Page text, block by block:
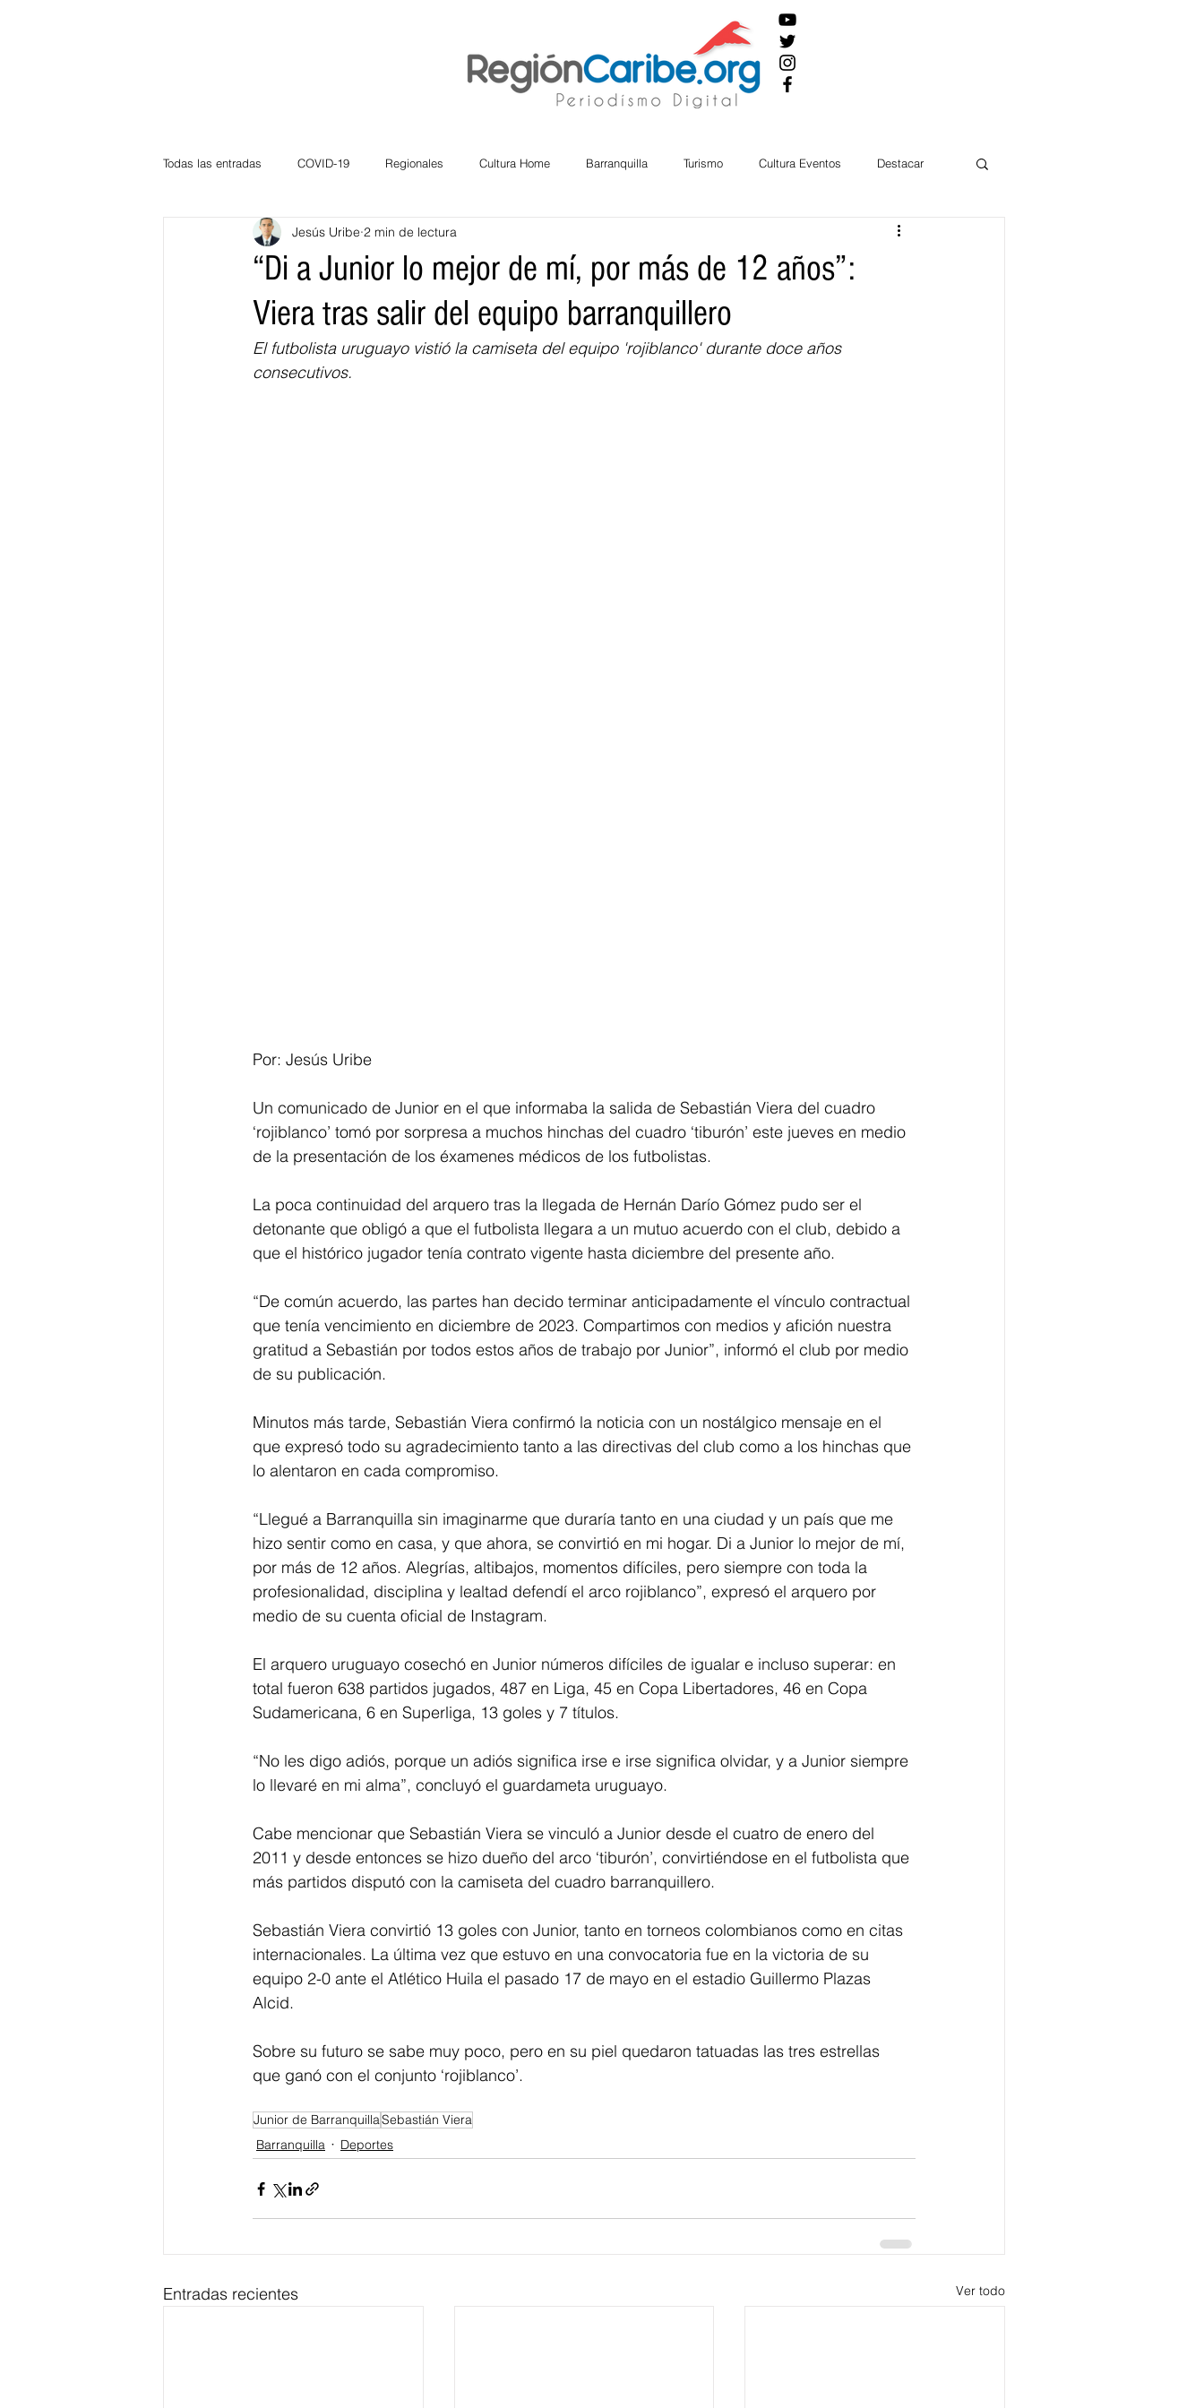
Todas las entradas COVID-19 Regionales Cultura Home Barranquilla Turismo Cultura Eventos Destacar
Atlántico La Guajira Cesar
Bloggeros Hermanos Mayores Economía RAP CARIBE Política
Educación
“Di a Junior lo mejor de mí, por más de 12 años”:
Viera tras salir del equipo barranquillero
Jesús Uribe 2 min de lectura
El futbolista uruguayo vistió la camiseta del equipo 'rojiblanco' durante doce años
consecutivos.
Por: Jesús Uribe
Un comunicado de Junior en el que informaba la salida de Sebastián Viera del cuadro
‘rojiblanco’ tomó por sorpresa a muchos hinchas del cuadro ‘tiburón’ este jueves en medio
de la presentación de los éxamenes médicos de los futbolistas.
La poca continuidad del arquero tras la llegada de Hernán Darío Gómez pudo ser el
detonante que obligó a que el futbolista llegara a un mutuo acuerdo con el club, debido a
que el histórico jugador tenía contrato vigente hasta diciembre del presente año.
“De común acuerdo, las partes han decido terminar anticipadamente el vínculo contractual
que tenía vencimiento en diciembre de 2023. Compartimos con medios y afición nuestra
gratitud a Sebastián por todos estos años de trabajo por Junior”, informó el club por medio
de su publicación.
Minutos más tarde, Sebastián Viera confirmó la noticia con un nostálgico mensaje en el
que expresó todo su agradecimiento tanto a las directivas del club como a los hinchas que
lo alentaron en cada compromiso.
“Llegué a Barranquilla sin imaginarme que duraría tanto en una ciudad y un país que me
hizo sentir como en casa, y que ahora, se convirtió en mi hogar. Di a Junior lo mejor de mí,
por más de 12 años. Alegrías, altibajos, momentos difíciles, pero siempre con toda la
profesionalidad, disciplina y lealtad defendí el arco rojiblanco”, expresó el arquero por
medio de su cuenta oficial de Instagram.
El arquero uruguayo cosechó en Junior números difíciles de igualar e incluso superar: en
total fueron 638 partidos jugados, 487 en Liga, 45 en Copa Libertadores, 46 en Copa
Sudamericana, 6 en Superliga, 13 goles y 7 títulos.
“No les digo adiós, porque un adiós significa irse e irse significa olvidar, y a Junior siempre
lo llevaré en mi alma”, concluyó el guardameta uruguayo.
Cabe mencionar que Sebastián Viera se vinculó a Junior desde el cuatro de enero del
2011 y desde entonces se hizo dueño del arco ‘tiburón’, convirtiéndose en el futbolista que
más partidos disputó con la camiseta del cuadro barranquillero.
Sebastián Viera convirtió 13 goles con Junior, tanto en torneos colombianos como en citas
internacionales. La última vez que estuvo en una convocatoria fue en la victoria de su
equipo 2-0 ante el Atlético Huila el pasado 17 de mayo en el estadio Guillermo Plazas
Alcid.
Sobre su futuro se sabe muy poco, pero en su piel quedaron tatuadas las tres estrellas
que ganó con el conjunto ‘rojiblanco’.
Junior de BarranquillaSebastián Viera
Barranquilla
Deportes
Entradas recientes Ver todo